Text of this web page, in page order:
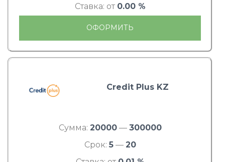
Ставка: от 0.00 %
ОФОРМИТЬ
Credit Plus KZ
Сумма: 20000— 300000
Срок: 5— 20